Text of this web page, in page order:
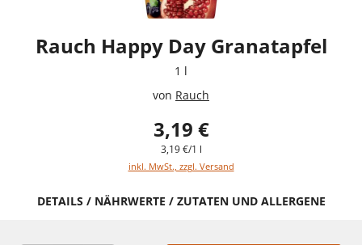
Rauch Happy Day Granatapfel
1 l
von Rauch
3,19 €
3,19 €/1 l
inkl. MwSt., zzgl. Versand
DETAILS / NÄHRWERTE / ZUTATEN UND ALLERGENE